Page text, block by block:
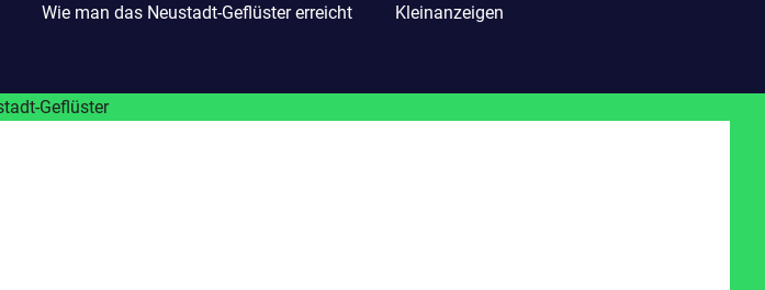
Wie man das Neustadt-Geflüster erreicht Kleinanzeigen